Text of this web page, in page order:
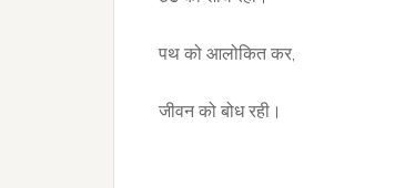
पथ को आलोकित कर,
जीवन को बोध रही।